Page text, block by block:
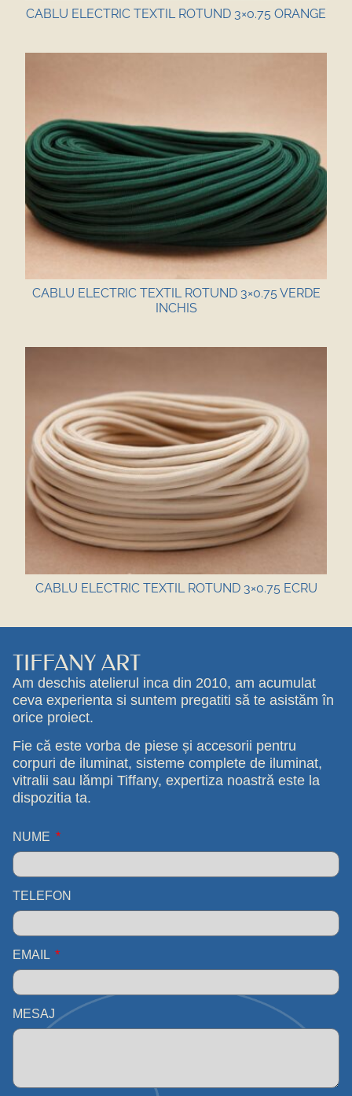
CABLU ELECTRIC TEXTIL ROTUND 3×0.75 ORANGE
CABLU ELECTRIC TEXTIL ROTUND 3×0.75 VERDE
INCHIS
CABLU ELECTRIC TEXTIL ROTUND 3×0.75 ECRU
TIFFANY ART
Am deschis atelierul inca din 2010, am acumulat
ceva experienta si suntem pregatiti să te asistăm în
orice proiect.
Fie că este vorba de piese și accesorii pentru
corpuri de iluminat, sisteme complete de iluminat,
vitralii sau lămpi Tiffany, expertiza noastră este la
dispozitia ta.
NUME
TELEFON
EMAIL
MESAJ